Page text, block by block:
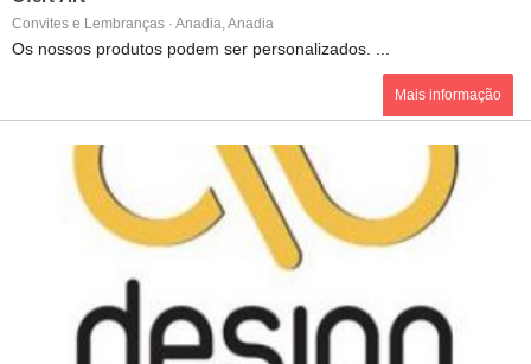
Convites e Lembranças · Anadia, Anadia
Os nossos produtos podem ser personalizados. ...
Mais informação